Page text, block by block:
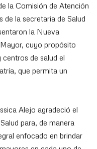
la Comisión de Atención
la secretaria de Salud
la Nueva
cuyo propósito
centros de salud el
que permita un
Alejo agradeció el
para, de manera
enfocado en brindar